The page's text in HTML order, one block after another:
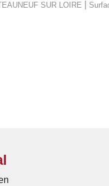
SUR LOIRE